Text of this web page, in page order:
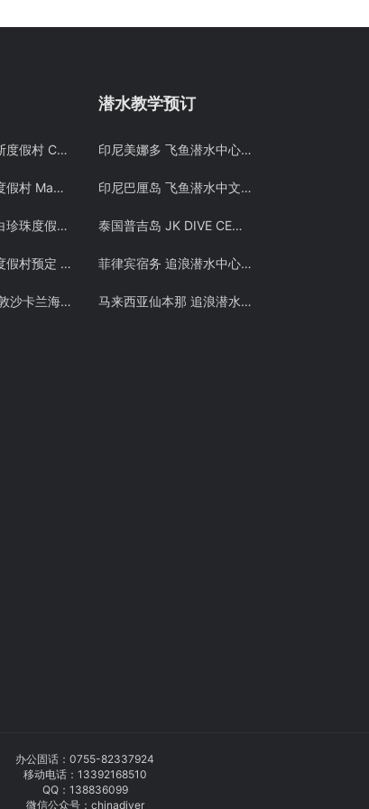
邦邦岛西里伯斯度假村 Celebes Beach resort 仙本那沙滩屋预定 潜客
马布岛水上屋度假村 Mabul Water Bungalows 马步水屋预定 仙本那 潜客
仙本那邦邦岛白珍珠度假村Pom Pom Mussah Poteh Resort 邦邦岛海景房园林房预定 仙本那 潜客
卡帕莱水上屋度假村预定 仙本那水屋 Kapalai岛 诗巴丹潜水 – 潜客假期
仙本那跳岛游 敦沙卡兰海洋公园 邦邦岛 卡帕莱 巴瑶族 浮潜预定 潜客
潜水教学预订
印尼美娜多 飞鱼潜水中心潜水教学 布纳肯 PADI OW/AOW潜水考证课程 中文教练
印尼巴厘岛 飞鱼潜水中文教练 PADI OW/AOW潜水考证教学课程
泰国普吉岛 JK DIVE CENTER 潜水课程OW+AOW中文考证PADI 免费接送 中文教练
菲律宾宿务 追浪潜水中心 PADI OW/AOW和 PADI FREE DIVING考证考牌教学课程潜水证
马来西亚仙本那 追浪潜水 OW/AOW考证教学课程 军舰岛免费DSD体验潜水 自由潜 Free Diving 中文教学
办公固话： 0755-82337924
移动电话： 13392168510
QQ：138836099
微信公众号：chinadiver